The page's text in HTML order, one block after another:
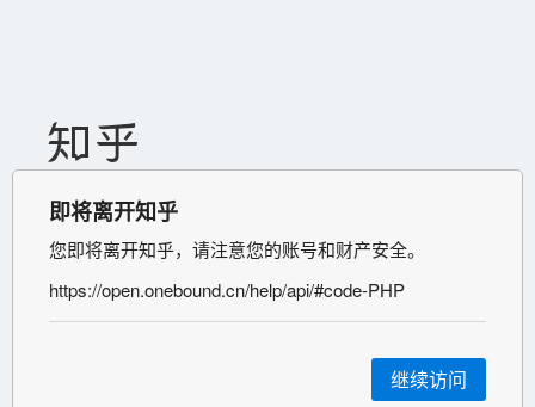
即将离开知乎
您即将离开知乎，请注意您的账号和财产安全。
https://open.onebound.cn/help/api/#code-PHP
继续访问